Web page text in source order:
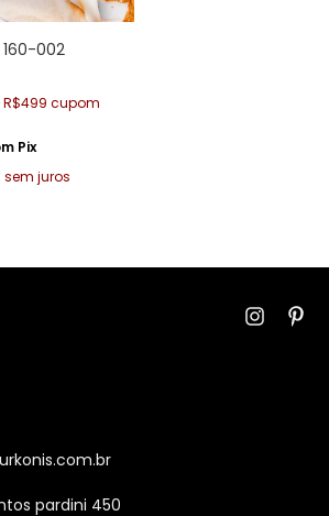
160-002
cupom
Pix
sem juros
pardini 450